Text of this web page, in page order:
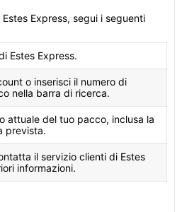
Express, segui i seguenti
Estes Express.
o inserisci il numero di
nella barra di ricerca.
attuale del tuo pacco, inclusa la
prevista.
il servizio clienti di Estes
informazioni.